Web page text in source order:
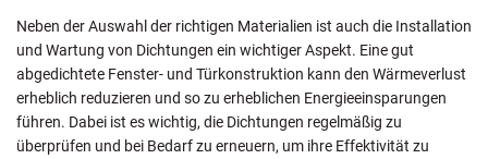
Neben der Auswahl der richtigen Materialien ist auch die Installation
und Wartung von Dichtungen ein wichtiger Aspekt. Eine gut
abgedichtete Fenster- und Türkonstruktion kann den Wärmeverlust
erheblich reduzieren und so zu erheblichen Energieeinsparungen
führen. Dabei ist es wichtig, die Dichtungen regelmäßig zu
überprüfen und bei Bedarf zu erneuern, um ihre Effektivität zu